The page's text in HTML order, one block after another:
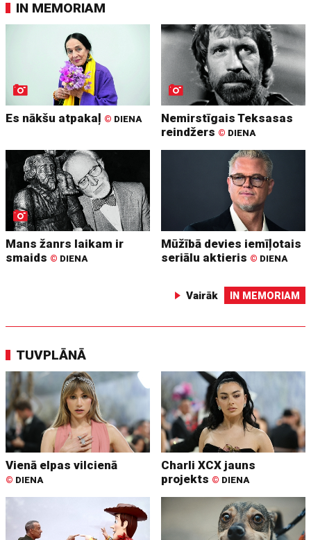
IN MEMORIAM
Es nākšu atpakaļ © DIENA
Nemirstīgais Teksasas
reindžers © DIENA
Mans žanrs laikam ir
smaids © DIENA
Mūžībā devies iemīļotais
seriālu aktieris © DIENA
Vairāk IN MEMORIAM
TUVPLĀNĀ
Vienā elpas vilcienā
© DIENA
Charli XCX jauns
projekts © DIENA